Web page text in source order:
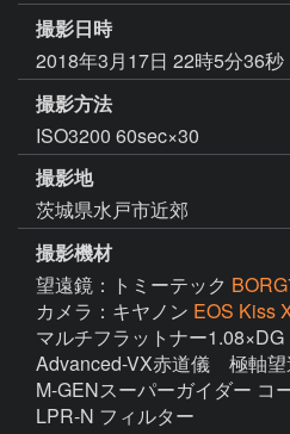
撮影日時
2018年3月17日 22時5分36秒
撮影方法
ISO3200 60sec×30
撮影地
茨城県水戸市近郊
撮影機材
望遠鏡：トミーテック
カメラ：キヤノン EOS Kiss
マルチフラットナー1.08×DG
Advanced-VX赤道儀　極軸
M-GENスーパーガイダー コ
LPR-N フィルター